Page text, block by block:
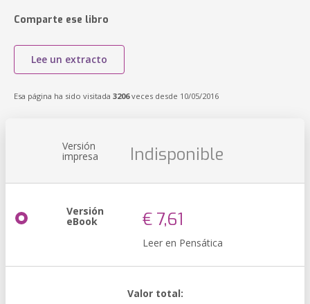
Comparte ese libro
Lee un extracto
Esa página ha sido visitada 3206veces desde 10/05/2016
Versión
impresa Indisponible
Versión
eBook € 7,61
Leer en Pensática
Valor total: